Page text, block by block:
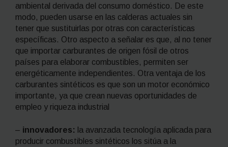
ambiental derivada del consumo doméstico. De este
modo, pueden usarse en las calderas actuales sin
tener que sustituirlas por otras con características
específicas. Otro aspecto a señalar es que, al no tener
que importar carburantes de origen fósil de otros
países para elaborar combustibles, permiten ser
energéticamente independientes. Otra ventaja de los
carburantes sintéticos es que son un motor económico
importante, ya que crean nuevas oportunidades de
empleo y riqueza industrial
– innovadores: la avanzada tecnología aplicada para
producir combustibles sintéticos los sitúa a la